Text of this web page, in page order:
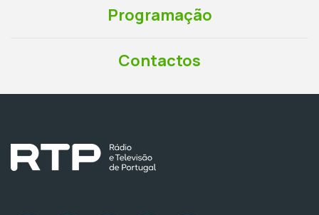
Programação
Contactos